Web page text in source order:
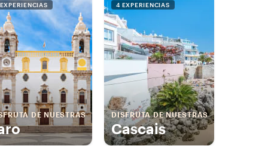
DE NUESTRAS
4 EXPERIENCIAS
DISFRUTA DE NUESTRAS
Cascais